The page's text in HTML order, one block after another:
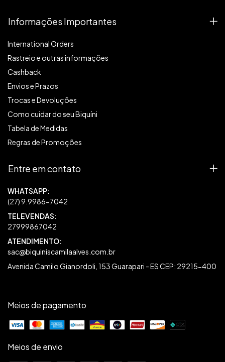
Informações Importantes
International Orders
Rastreio e outras informações
Cashback
Envios e Prazos
Trocas e Devoluções
Como cuidar do seu Biquíni
Tabela de Medidas
Regras de Promoções
Entre em contato
27999867042
sac@biquiniscamilaalves.com.br
Avenida Camilo Gianordoli, 153 Guarapari - ES CEP: 29215-400
Meios de pagamento
Meios de envio